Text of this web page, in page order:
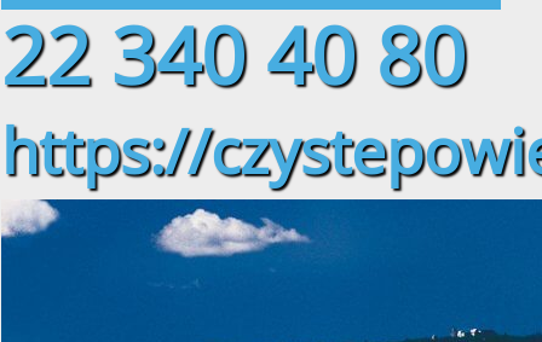
22 340 40 80
https://